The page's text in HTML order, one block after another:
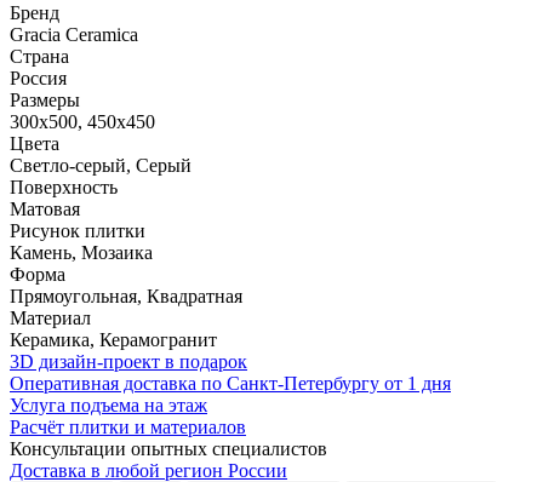
Бренд
Gracia Ceramica
Страна
Россия
Размеры
300x500, 450x450
Цвета
Светло-серый, Серый
Поверхность
Матовая
Рисунок плитки
Камень, Мозаика
Форма
Прямоугольная, Квадратная
Материал
Керамика, Керамогранит
3D дизайн-проект в подарок
Оперативная доставка по Санкт-Петербургу от 1 дня
Услуга подъема на этаж
Расчёт плитки и материалов
Консультации опытных специалистов
Доставка в любой регион России